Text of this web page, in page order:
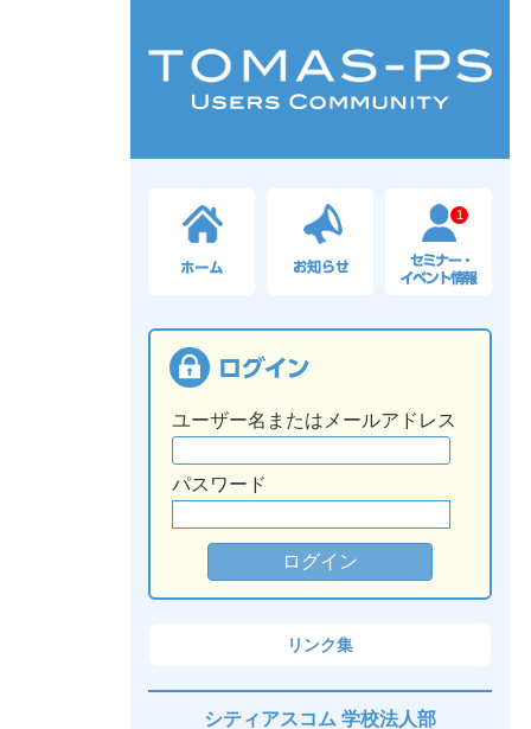
1
ユーザー名またはメールアドレス
パスワード
リンク集
シティアスコム 学校法人部